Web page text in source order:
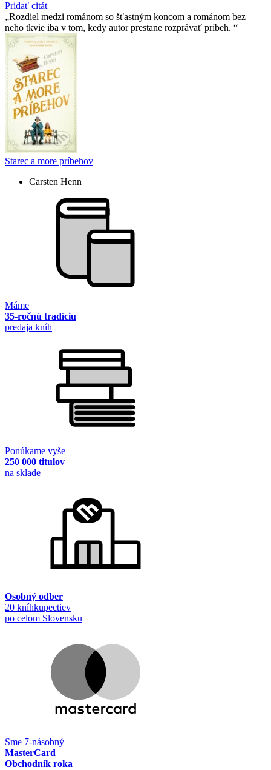
Pridať citát
Rozdiel medzi románom so šťastným koncom a románom bez
neho tkvie iba v tom, kedy autor prestane rozprávať príbeh.
Starec a more príbehov
Carsten Henn
Máme
35-ročnú tradíciu
predaja kníh
Ponúkame vyše
250 000 titulov
na sklade
Osobný odber
20 kníhkupectiev
po celom Slovensku
Sme 7-násobný
MasterCard
Obchodník roka